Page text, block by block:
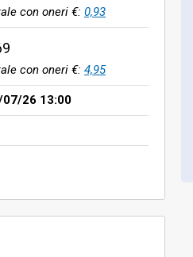
con oneri €: 0,93
con oneri €: 4,95
07/26 13:00